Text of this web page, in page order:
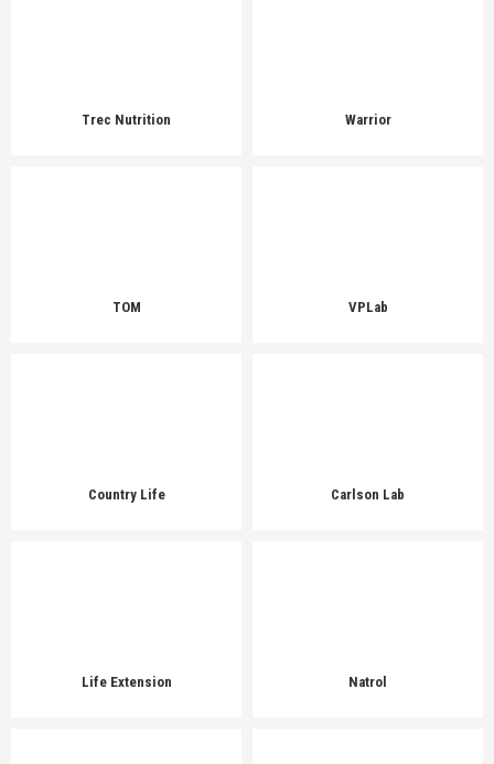
Trec Nutrition Warrior
TOM VPLab
Country Life Carlson Lab
Life Extension Natrol